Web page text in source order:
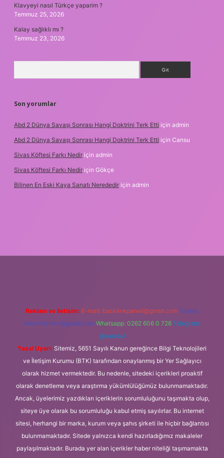
Klavyeyi nasıl Türkçe yaparim ?
Temmuz 25, 2026
Kalay sağlıklı mı ?
Temmuz 23, 2026
Son yorumlar
Abd 2 Dünya Savaşı Sonrası Hangi Doktrini Terk Etti için admin
Abd 2 Dünya Savaşı Sonrası Hangi Doktrini Terk Etti için Cansu
Sivas Köftesi Farkı Nedir için admin
Sivas Köftesi Farkı Nedir için Gökçe
Bilinen En Eski Kaya Sanatı Nerededir için admin
Reklam ve İletişim: E-mail: backlinkpaneli@gmail.com Teams:
forumhizmeti@gmail.com Whatsapp: 0262 606 0 726 Telegram:
@karabul
Yasal Uyarı: Sitemiz, 5651 Sayılı Kanun gereğince Bilgi Teknolojileri
ve İletişim Kurumu (BTK) tarafından onaylanmış bir Yer Sağlayıcı
olarak hizmet vermektedir. Bu nedenle, sitedeki içerikleri proaktif
olarak denetleme veya araştırma yükümlülüğümüz bulunmamaktadır.
Ancak, üyelerimiz yazdıkları içeriklerin sorumluluğunu taşımakta olup,
siteye üye olarak bu sorumluluğu kabul etmiş sayılırlar. Bu internet
sitesi, herhangi bir marka, kurum veya şahıs şirketi ile hiçbir bağlantısı
bulunmamaktadır. Sitede yalnızca kendi hazırladığımız makaleler
paylaşılmaktadır. Burada yer alan içerikler haber niteliği taşımamakta